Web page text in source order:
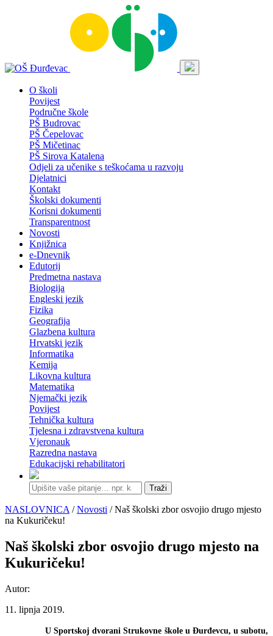
O školi
Povijest
Područne škole
PŠ Budrovac
PŠ Čepelovac
PŠ Mičetinac
PŠ Sirova Katalena
Odjeli za učenike s teškoćama u razvoju
Djelatnici
Kontakt
Školski dokumenti
Korisni dokumenti
Transparentnost
Novosti
Knjižnica
e-Dnevnik
Edutorij
Predmetna nastava
Biologija
Engleski jezik
Fizika
Geografija
Glazbena kultura
Hrvatski jezik
Informatika
Kemija
Likovna kultura
Matematika
Njemački jezik
Povijest
Tehnička kultura
Tjelesna i zdravstvena kultura
Vjeronauk
Razredna nastava
Edukacijski rehabilitatori
Traži
NASLOVNICA /Novosti / Naš školski zbor osvojio drugo mjesto
na Kukuričeku!
Naš školski zbor osvojio drugo mjesto na
Kukuričeku!
Autor:
11. lipnja 2019.
U Sportskoj dvorani Strukovne škole u Đurđevcu, u subotu,